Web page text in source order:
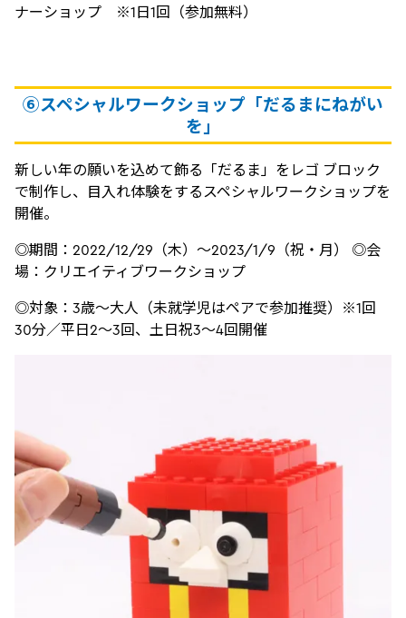
ナーショップ ※1日1回（参加無料）
⑥スペシャルワークショップ「だるまにねがい
を」
新しい年の願いを込めて飾る「だるま」をレゴ ブロック
で制作し、目入れ体験をするスペシャルワークショップを
開催。
◎期間：2022/12/29（木）～2023/1/9（祝・月） ◎会
場：クリエイティブワークショップ
◎対象：3歳～大人（未就学児はペアで参加推奨）※1回
30分／平日2～3回、土日祝3～4回開催